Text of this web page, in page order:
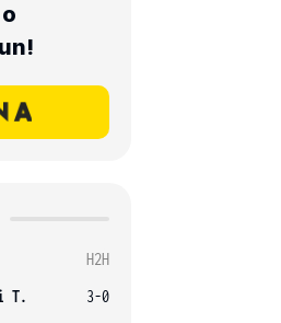
H2H
T.
3-0